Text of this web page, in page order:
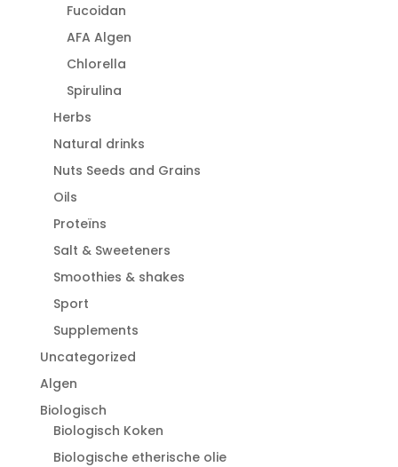
Fucoidan
AFA Algen
Chlorella
Spirulina
Herbs
Natural drinks
Nuts Seeds and Grains
Oils
Proteïns
Salt & Sweeteners
Smoothies & shakes
Sport
Supplements
Uncategorized
Algen
Biologisch
Biologisch Koken
Biologische etherische olie